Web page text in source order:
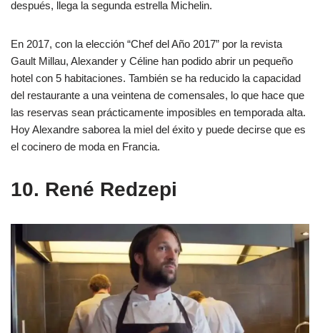
después, llega la segunda estrella Michelin.
En 2017, con la elección “Chef del Año 2017” por la revista
Gault Millau, Alexander y Céline han podido abrir un pequeño
hotel con 5 habitaciones. También se ha reducido la capacidad
del restaurante a una veintena de comensales, lo que hace que
las reservas sean prácticamente imposibles en temporada alta.
Hoy Alexandre saborea la miel del éxito y puede decirse que es
el cocinero de moda en Francia.
10. René Redzepi